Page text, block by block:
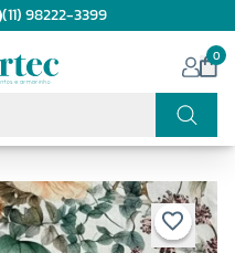
(11) 98222-3399
0